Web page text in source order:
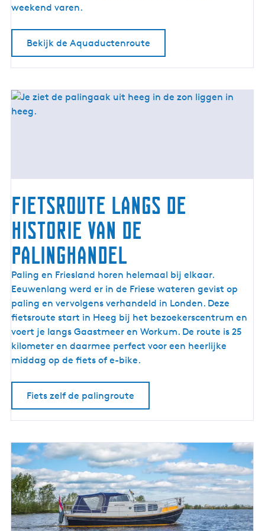
r
weekend varen.
Bekijk de Aquaductenroute
Fietsroute langs de
historie van de
palinghandel
F
i
e
t
s
r
o
n
g
s
d
e
h
Paling en Friesland horen helemaal bij elkaar.
Eeuwenlang werd er in de Friese wateren gevist op
paling en vervolgens verhandeld in Londen. Deze
fietsroute start in Heeg bij het bezoekerscentrum en
voert je langs Gaastmeer en Workum. De route is 25
kilometer en daarmee perfect voor een heerlijke
middag op de fiets of e-bike.
Fiets zelf de palingroute